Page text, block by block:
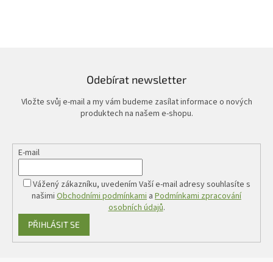
Odebírat newsletter
Vložte svůj e-mail a my vám budeme zasílat informace o nových
produktech na našem e-shopu.
E-mail
Vážený zákazníku, uvedením Vaší e-mail adresy souhlasíte s
našimi Obchodními podmínkami a Podmínkami zpracování
osobních údajů.
PŘIHLÁSIT SE